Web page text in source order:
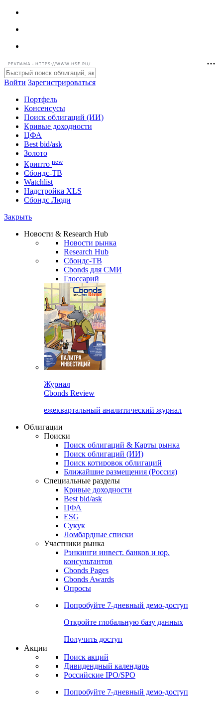
РЕКЛАМА • HTTPS://WWW.HSE.RU/
Войти Зарегистрироваться
Портфель
Консенсусы
Поиск облигаций (ИИ)
Кривые доходности
ЦФА
Best bid/ask
Золото
Крипто new
Watchlist
Сбондс Люди
Новости & Research Hub
Новости рынка
Research Hub
Сбондс-ТВ
Cbonds для СМИ
Глоссарий
Cbonds Review
ежеквартальный аналитический журнал
Облигации
Поиски
Поиск облигаций & Карты рынка
Поиск облигаций (ИИ)
Поиск котировок облигаций
Ближайшие размещения (Россия)
Специальные разделы
Кривые доходности
Best bid/ask
ЦФА
ESG
Сукук
Ломбардные списки
Участники рынка
Рэнкинги инвест. банков и юр.
Cbonds Pages
Опросы
Попробуйте7-дневный
Откройте глобальную базу данных
Получить доступ
Поиск акций